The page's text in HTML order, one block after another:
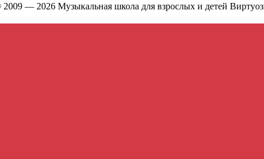
— 2026 Музыкальная школа для взрослых и детей